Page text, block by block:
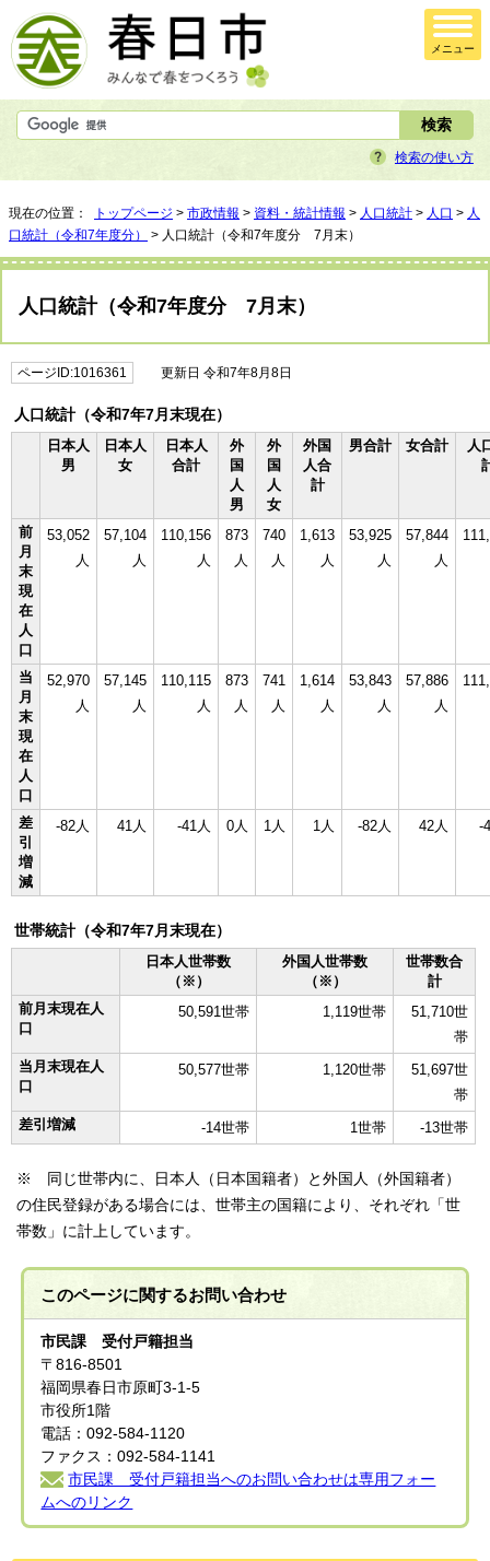
メニュー
検索の使い方
現在の位置： トップページ > 市政情報 > 資料・統計情報 > 人口統計 > 人口 > 人
口統計（令和7年度分）
> 人口統計（令和7年度分 7月末）
人口統計（令和7年度分 7月末）
ページID:1016361 更新日 令和7年8月8日
人口統計（令和7年7月末現在）
日本人
男
日本人
女
日本人
合計
外
国
人
男
外
国
人
女
外国
人合
計
男合計 女合計
人
前
月
末
現
在
人
口
53,052
人
57,104
人
110,156
人
873
人
740
人
1,613
人
53,925
人
57,844
人
当
月
末
現
在
人
口
52,970
人
57,145
人
110,115
人
873
人
741
人
1,614
人
53,843
人
57,886
人
差
引
増
減
-82人 41人 -41人 0人 1人 1人 -82人 42人 -
世帯統計（令和7年7月末現在）
日本人世帯数
（※）
外国人世帯数
（※）
世帯数合
計
前月末現在人
口
50,591世帯 1,119世帯
51,710世
帯
当月末現在人
口
50,577世帯 1,120世帯
51,697世
帯
差引増減
-14世帯 1世帯 -13世帯
※ 同じ世帯内に、日本人（日本国籍者）と外国人（外国籍者）
の住民登録がある場合には、世帯主の国籍により、それぞれ「世
帯数」に計上しています。
このページに関するお問い合わせ
市民課 受付戸籍担当
〒816-8501
福岡県春日市原町3-1-5
市役所1階
電話：092-584-1120
ファクス：092-584-1141
市民課 受付戸籍担当へのお問い合わせは専用フォー
ムへのリンク